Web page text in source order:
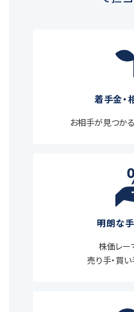
着手金・
お相手が見つか
明朗な
株価レー
売り手・買